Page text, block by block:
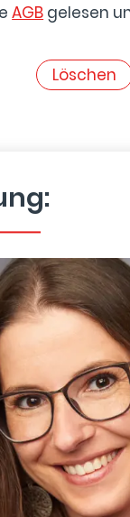
AGB gelesen
Löschen